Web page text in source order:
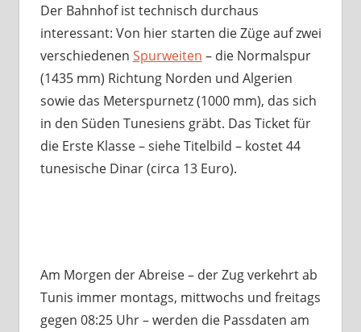
Der Bahnhof ist technisch durchaus
interessant: Von hier starten die Züge auf zwei
verschiedenen Spurweiten – die Normalspur
(1435 mm) Richtung Norden und Algerien
sowie das Meterspurnetz (1000 mm), das sich
in den Süden Tunesiens gräbt. Das Ticket für
die Erste Klasse – siehe Titelbild – kostet 44
tunesische Dinar (circa 13 Euro).
Am Morgen der Abreise – der Zug verkehrt ab
Tunis immer montags, mittwochs und freitags
gegen 08:25 Uhr – werden die Passdaten am